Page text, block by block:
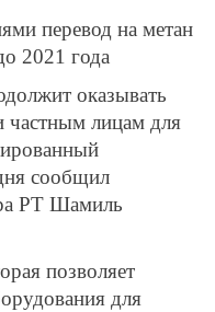
перевод на метан
2021 года
оказывать
лицам для
сообщил
РТ Шамиль
позволяет
для